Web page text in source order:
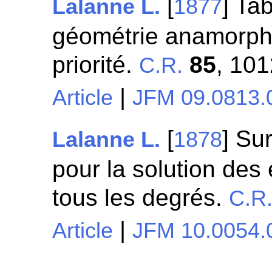
Lalanne L. [1877]
géométrie
priorité. C.R. 85,
Article |JFM
Lalanne L. [1878]
pour la solution des
tous les degrés.
Article |JFM